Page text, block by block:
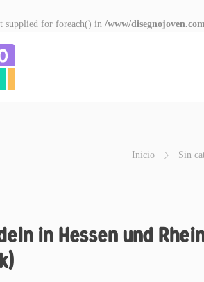
supplied for foreach() in /www/
Inicio Sin
in Hessen und